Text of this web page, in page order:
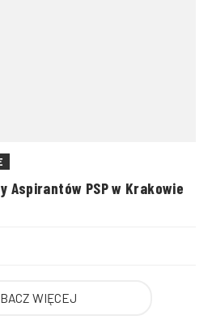
Aspirantów PSP w Krakowie
WIĘCEJ